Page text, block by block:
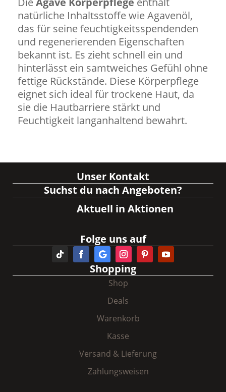
natürliche Inhaltsstoffe wie Agavenöl,
das für seine feuchtigkeitsspendenden
und regenerierenden Eigenschaften
bekannt ist. Es zieht schnell ein und
hinterlässt ein samtweiches Gefühl ohne
fettige Rückstände. Diese Körperpflege
eignet sich ideal für trockene Haut, da
sie die Hautbarriere stärkt und
Feuchtigkeit langanhaltend bewahrt.
Unser Kontakt
Suchst du nach Angeboten?
Aktuell in Aktionen
Folge uns auf
Shopping
Shop
Deals
Warenkorb
Kasse
Versand & Lieferung
Zahlungsweisen